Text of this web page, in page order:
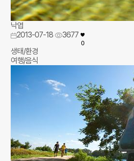
낙엽
2013-07-18
3677
0
생태/환경
여행/음식